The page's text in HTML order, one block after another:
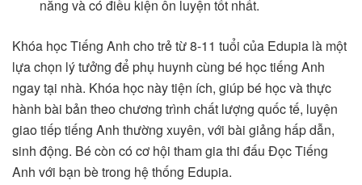
năng và có điều kiện ôn luyện tốt nhất.
Khóa học Tiếng Anh cho trẻ từ 8-11 tuổi của Edupia là một
lựa chọn lý tưởng để phụ huynh cùng bé học tiếng Anh
ngay tại nhà. Khóa học này tiện ích, giúp bé học và thực
hành bài bản theo chương trình chất lượng quốc tế, luyện
giao tiếp tiếng Anh thường xuyên, với bài giảng hấp dẫn,
sinh động. Bé còn có cơ hội tham gia thi đấu Đọc Tiếng
Anh với bạn bè trong hệ thống Edupia.